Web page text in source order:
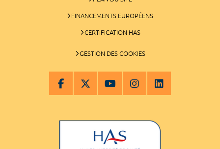
FINANCEMENTS EUROPÉENS
CERTIFICATION HAS
GESTION DES COOKIES